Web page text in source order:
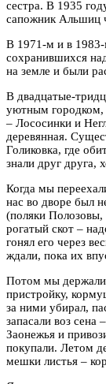
сестра. В 1935
сапожник Альшиц
В 1971-м и в 1983-
сохранившихся
на земле и были
В двадцатые-
уютным городком,
– Лососинки и
деревянная.
Голиковка, где
знали друг друга,
Когда мы
нас во дворе был
(поляки
рогатый скот –
гонял его через
ждали, пока их
Потом мы держали
пристройку,
за ними убирал,
запасали воз
Заонежья и
покупали. Летом
мешки листья –